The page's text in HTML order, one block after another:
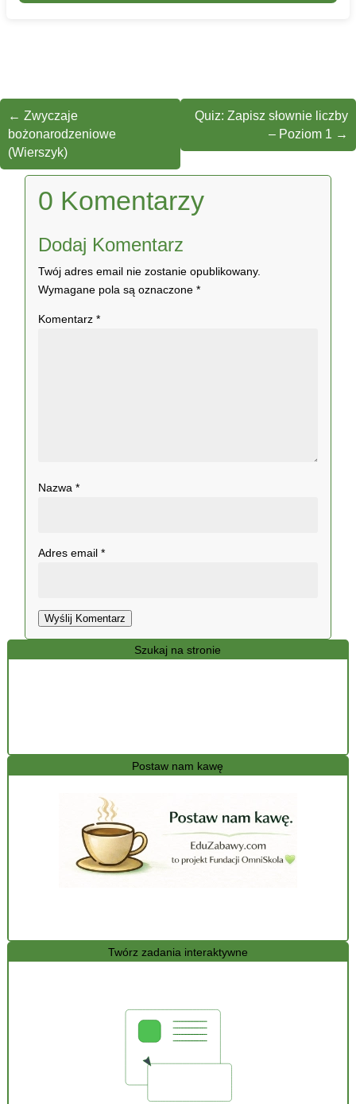
Szukaj na stronie
Postaw nam kawę
Twórz zadania interaktywne
← Zwyczaje
bożonarodzeniowe
(Wierszyk)
Quiz: Zapisz słownie liczby
– Poziom 1 →
0 Komentarzy
Dodaj Komentarz
Twój adres email nie zostanie opublikowany.
Wymagane pola są oznaczone*
Komentarz*
Nazwa*
Adres email*
Wyślij Komentarz